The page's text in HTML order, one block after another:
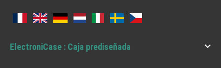
ElectroniCase : Caja prediseñada 